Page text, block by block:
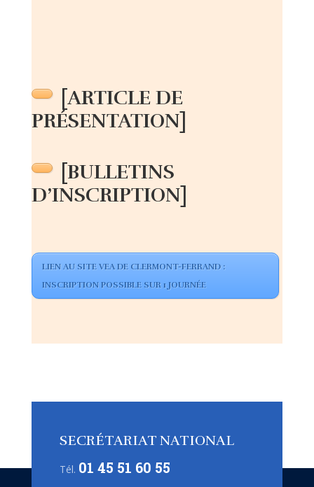
ARTICLE DE
PRÉSENTATION]
[BULLETINS
D’INSCRIPTION]
LIEN AU SITE VEA DE CLERMONT-FERRAND :
INSCRIPTION POSSIBLE SUR 1 JOURNÉE
SECRÉTARIAT NATIONAL
Tél. 01 45 51 60 55